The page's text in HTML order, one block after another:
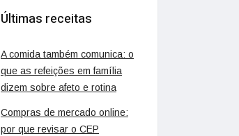
Últimas receitas
A comida também comunica: o
que as refeições em família
dizem sobre afeto e rotina
Compras de mercado online:
por que revisar o CEP